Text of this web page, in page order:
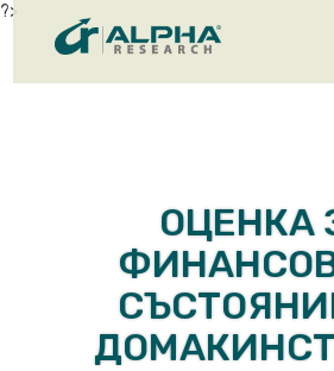
?>
ОЦЕНКА